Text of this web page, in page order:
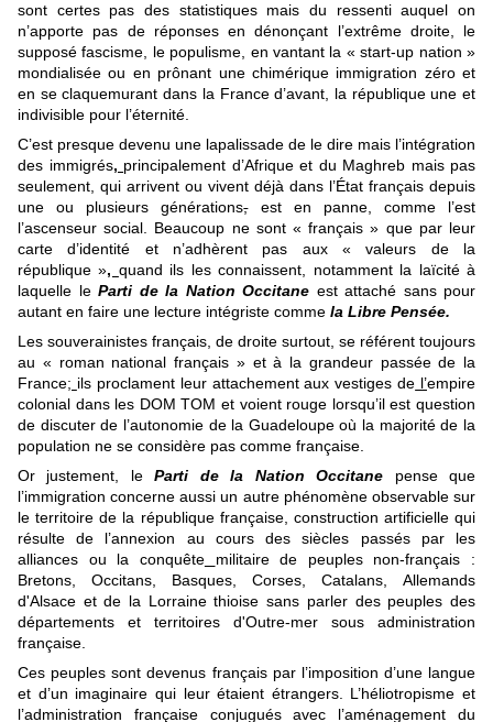
sont certes pas des statistiques mais du ressenti auquel on
n’apporte pas de réponses en dénonçant l’extrême droite, le
supposé fascisme, le populisme, en vantant la « start-up nation »
mondialisée ou en prônant une chimérique immigration zéro et
en se claquemurant dans la France d’avant, la république une et
indivisible pour l’éternité.
C’est presque devenu une lapalissade de le dire mais l’intégration
des immigrés, principalement d’Afrique et du Maghreb mais pas
seulement, qui arrivent ou vivent déjà dans l’État français depuis
une ou plusieurs générations,est en panne, comme l’est
l’ascenseur social. Beaucoup ne sont « français » que par leur
carte d’identité et n’adhèrent pas aux « valeurs de la
république », quand ils les connaissent, notamment la laïcité à
laquelle le Parti de la Nation Occitane est attaché sans pour
autant en faire une lecture intégriste comme la Libre Pensée.
Les souverainistes français, de droite surtout, se référent toujours
au « roman national français » et à la grandeur passée de la
France; ils proclament leur attachement aux vestiges de l’empire
colonial dans les DOM TOM et voient rouge lorsqu’il est question
de discuter de l’autonomie de la Guadeloupe où la majorité de la
population ne se considère pas comme française.
Or justement, leParti de la Nation Occitane pense que
l’immigration concerne aussi un autre phénomène observable sur
le territoire de la république française, construction artificielle qui
résulte de l’annexion au cours des siècles passés par les
alliances ou la conquête
militaire de peuples non-français :
Bretons, Occitans, Basques, Corses, Catalans, Allemands
d'Alsace et de la Lorraine thioise sans parler des peuples des
départements et territoires d'Outre-mer sous administration
française.
Ces peuples sont devenus français par l’imposition d’une langue
et d’un imaginaire qui leur étaient étrangers. L’héliotropisme et
l’administration française conjugués avec l’aménagement du